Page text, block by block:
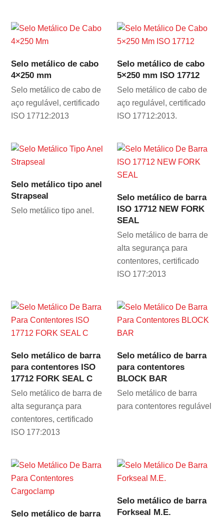
Selo metálico de cabo
4×250 mm
Selo metálico de cabo de
aço regulável, certificado
ISO 17712:2013
Selo metálico de cabo
5×250 mm ISO 17712
Selo metálico de cabo de
aço regulável, certificado
ISO 17712:2013.
Selo metálico tipo anel
Strapseal
Selo metálico tipo anel.
Selo metálico de barra
ISO 17712 NEW FORK
SEAL
Selo metálico de barra de
alta segurança para
contentores, certificado
ISO 177:2013
Selo metálico de barra
para contentores ISO
17712 FORK SEAL C
Selo metálico de barra de
alta segurança para
contentores, certificado
ISO 177:2013
Selo metálico de barra
para contentores
BLOCK BAR
Selo metálico de barra
para contentores regulável
Selo metálico de barra
Selo metálico de barra
Forkseal M.E.